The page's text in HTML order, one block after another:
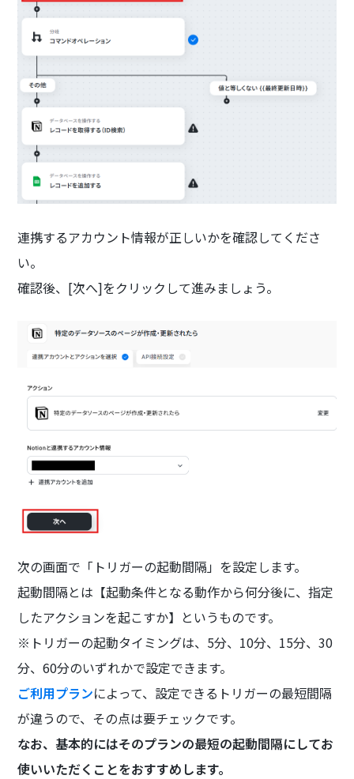
連携するアカウント情報が正しいかを確認してくださ
い。
確認後、[次へ]をクリックして進みましょう。
次の画面で「トリガーの起動間隔」を設定します。
起動間隔とは【起動条件となる動作から何分後に、指定
したアクションを起こすか】というものです。
※トリガーの起動タイミングは、5分、10分、15分、30
分、60分のいずれかで設定できます。
ご利用プランによって、設定できるトリガーの最短間隔
が違うので、その点は要チェックです。
なお、基本的にはそのプランの最短の起動間隔にしてお
使いいただくことをおすすめします。